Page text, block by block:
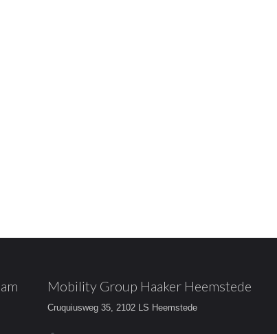
Mobility Group Haaker Heemstede
Cruquiusweg 35, 2102 LS Heemstede